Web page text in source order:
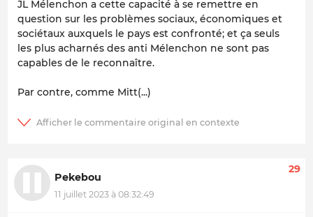
JL Mélenchon a cette capacité à se remettre en
question sur les problèmes sociaux, économiques et
sociétaux auxquels le pays est confronté; et ça seuls
les plus acharnés des anti Mélenchon ne sont pas
capables de le reconnaître.
Par contre, comme Mitt(...)
Pekebou
11 juillet 2023 à 08:32:49
29